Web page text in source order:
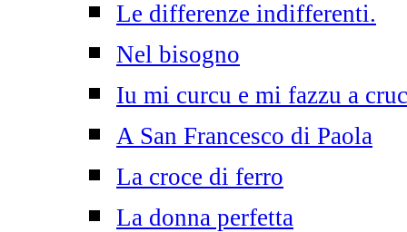
Le differenze indifferenti.
Nel bisogno
Iu mi curcu e mi fazzu a
A San Francesco di Paola
La croce di ferro
La donna perfetta